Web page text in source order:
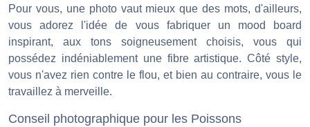
Pour vous, une photo vaut mieux que des mots, d'ailleurs,
vous adorez l'idée de vous fabriquer un mood board
inspirant, aux tons soigneusement choisis, vous qui
possédez indéniablement une fibre artistique. Côté style,
vous n'avez rien contre le flou, et bien au contraire, vous le
travaillez à merveille.
Conseil photographique pour les Poissons